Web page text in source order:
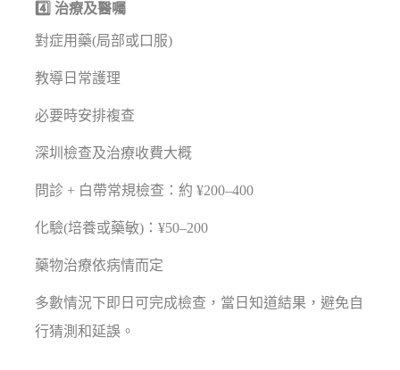
4️⃣ 治療及醫囑
對症用藥(局部或口服)
教導日常護理
必要時安排複查
深圳檢查及治療收費大概
問診 + 白帶常規檢查：約 ¥200–400
化驗(培養或藥敏)：¥50–200
藥物治療依病情而定
多數情況下即日可完成檢查，當日知道結果，避免自
行猜測和延誤。